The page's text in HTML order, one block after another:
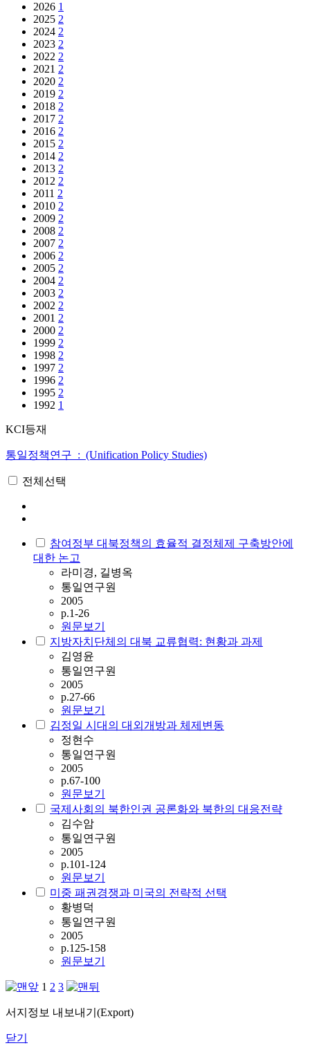
2026 1
2025 2
2024 2
2023 2
2022 2
2021 2
2020 2
2019 2
2018 2
2017 2
2016 2
2015 2
2014 2
2013 2
2012 2
2011 2
2010 2
2009 2
2008 2
2007 2
2006 2
2005 2
2004 2
2003 2
2002 2
2001 2
2000 2
1999 2
1998 2
1997 2
1996 2
1995 2
1992 1
KCI등재
통일정책연구 : (Unification Policy Studies)
전체선택
참여정부 대북정책의 효율적 결정체제 구축방안에
대한 논고
라미경, 길병옥
통일연구원
2005
p.1-26
원문보기
지방자치단체의 대북 교류협력: 현황과 과제
김영윤
통일연구원
2005
p.27-66
원문보기
김정일 시대의 대외개방과 체제변동
정현수
통일연구원
2005
p.67-100
원문보기
국제사회의 북한인권 공론화와 북한의 대응전략
김수암
통일연구원
2005
p.101-124
원문보기
미중 패권경쟁과 미국의 전략적 선택
황병덕
통일연구원
2005
p.125-158
원문보기
1 2 3
서지정보 내보내기(Export)
닫기